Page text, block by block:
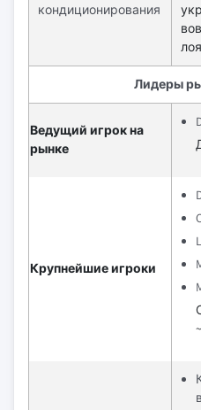
кондиционирования
Лидеры
Ведущий игрок на
рынке
Крупнейшие игроки